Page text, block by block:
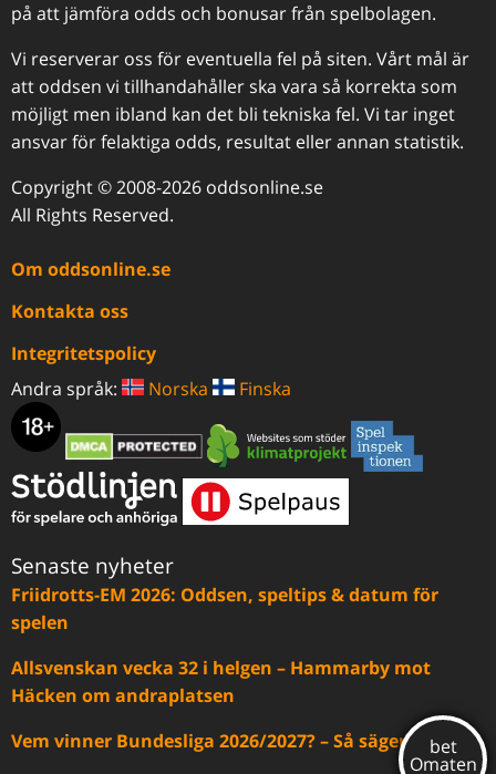
på att jämföra odds och bonusar från spelbolagen.
Vi reserverar oss för eventuella fel på siten. Vårt mål är
att oddsen vi tillhandahåller ska vara så korrekta som
möjligt men ibland kan det bli tekniska fel. Vi tar inget
ansvar för felaktiga odds, resultat eller annan statistik.
Copyright © 2008-2026 oddsonline.se
All Rights Reserved.
Om oddsonline.se
Kontakta oss
Integritetspolicy
Andra språk:
Norska Finska
Senaste nyheter
Friidrotts-EM 2026: Oddsen, speltips & datum för
spelen
Allsvenskan vecka 32 i helgen – Hammarby mot
Häcken om andraplatsen
Vem vinner Bundesliga 2026/2027? – Så säger oddsen